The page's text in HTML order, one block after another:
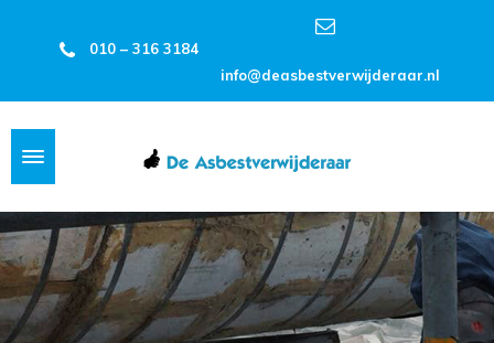
010 – 316 3184
info@deasbestverwijderaar.nl